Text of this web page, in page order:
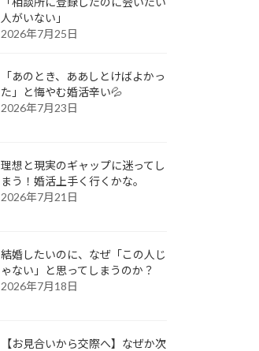
人がいない」
2026年7月25日
「あのとき、ああしとけばよかっ
た」と悔やむ婚活辛い💦
2026年7月23日
理想と現実のギャップに迷ってし
まう！婚活上手く行くかな。
2026年7月21日
結婚したいのに、なぜ「この人じ
ゃない」と思ってしまうのか？
2026年7月18日
【お見合いから交際へ】なぜか次